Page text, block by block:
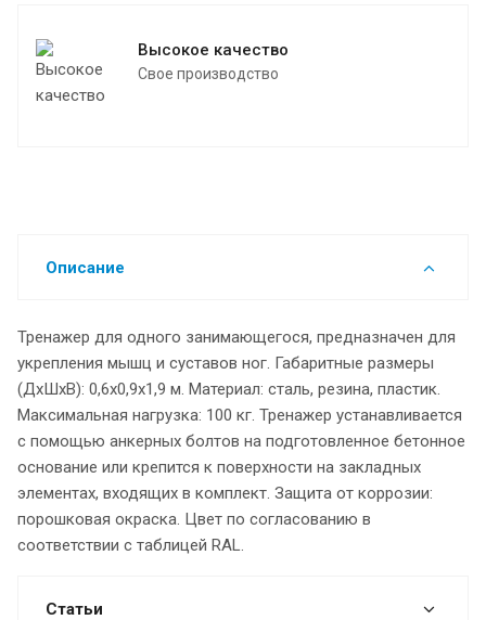
Высокое качество
Свое производство
Описание
Тренажер для одного занимающегося, предназначен для
укрепления мышц и суставов ног. Габаритные размеры
(ДхШхВ): 0,6х0,9х1,9 м. Материал: сталь, резина, пластик.
Максимальная нагрузка: 100 кг. Тренажер устанавливается
с помощью анкерных болтов на подготовленное бетонное
основание или крепится к поверхности на закладных
элементах, входящих в комплект. Защита от коррозии:
порошковая окраска. Цвет по согласованию в
соответствии с таблицей RAL.
Статьи